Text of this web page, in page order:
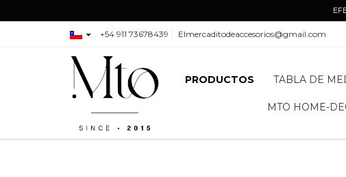
+54 911 73678439 Elmercaditodeaccesorios@gmail.com
PRODUCTOS TABLA DE
MTO HOME-